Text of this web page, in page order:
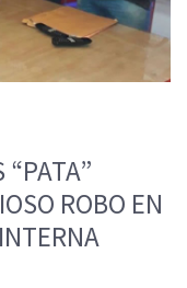
“PATA”
ROBO EN